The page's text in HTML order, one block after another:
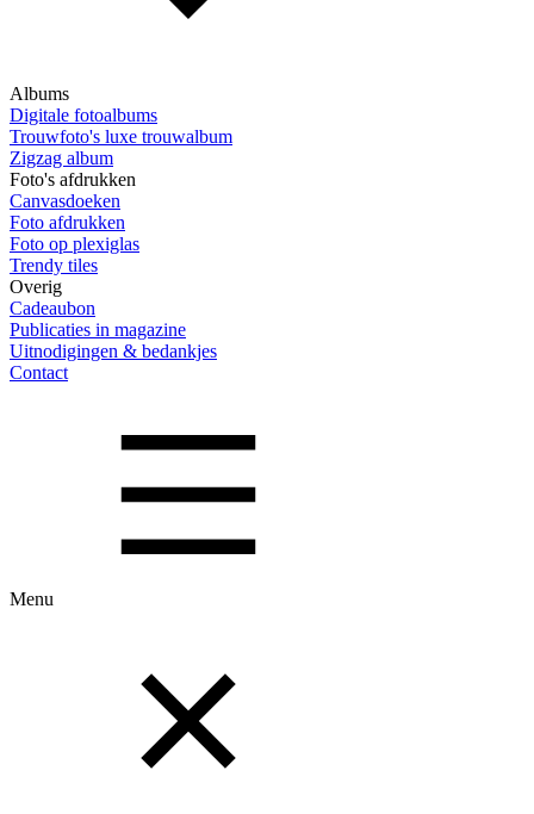
Albums
Digitale fotoalbums
Trouwfoto's luxe trouwalbum
Zigzag album
Foto's afdrukken
Canvasdoeken
Foto afdrukken
Foto op plexiglas
Trendy tiles
Overig
Cadeaubon
Publicaties in magazine
Uitnodigingen & bedankjes
Contact
Menu